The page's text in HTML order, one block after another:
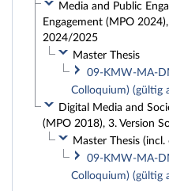
Media and Public
Engagement (MPO
2024/2025
Master Thesis
09-KMW-MA-
Colloquium) (gültig
Digital Media and
(MPO 2018), 3. Version
Master Thesis
09-KMW-MA-
Colloquium) (gültig